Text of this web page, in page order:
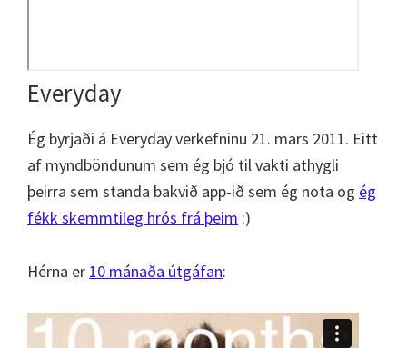
Everyday
Ég byrjaði á Everyday verkefninu 21. mars 2011. Eitt
af myndböndunum sem ég bjó til vakti athygli
þeirra sem standa bakvið app-ið sem ég nota og ég
fékk skemmtileg hrós frá þeim :)
Hérna er 10 mánaða útgáfan: